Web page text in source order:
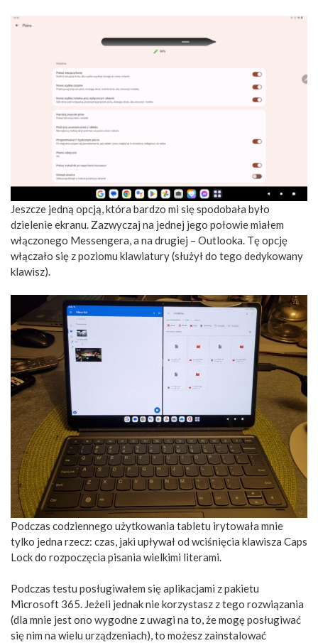
Jeszcze jedną opcją, która bardzo mi się spodobała było
dzielenie ekranu. Zazwyczaj na jednej jego połowie miałem
włączonego Messengera, a na drugiej – Outlooka. Tę opcję
włączało się z poziomu klawiatury (służył do tego dedykowany
klawisz).
Podczas codziennego użytkowania tabletu irytowała mnie
tylko jedna rzecz: czas, jaki upływał od wciśnięcia klawisza Caps
Lock do rozpoczęcia pisania wielkimi literami.
Podczas testu posługiwałem się aplikacjami z pakietu
Microsoft 365. Jeżeli jednak nie korzystasz z tego rozwiązania
(dla mnie jest ono wygodne z uwagi na to, że mogę posługiwać
się nim na wielu urządzeniach), to możesz zainstalować